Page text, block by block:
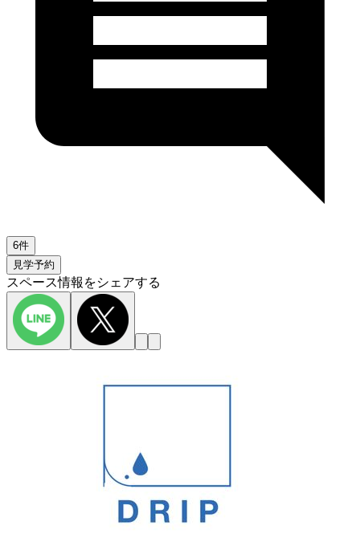
6件
見学予約
スペース情報をシェアする